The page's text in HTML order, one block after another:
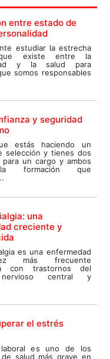
entre estado de
estudiar la estrecha
existe entre la
y la salud para
somos responsables
y seguridad
estás haciendo un
selección y tienes dos
para un cargo y ambos
formación que
una
creciente y
es una enfermedad
más frecuente
con trastornos del
central y
el estrés
es uno de los
de salud más grave en